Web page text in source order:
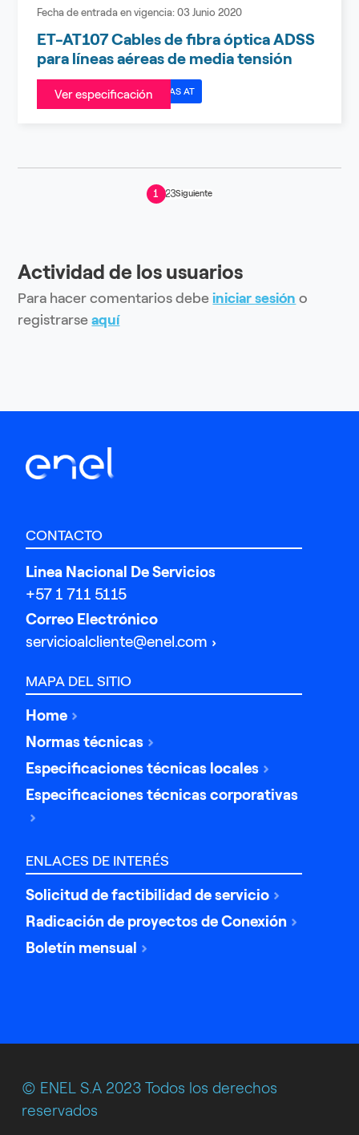
Fecha de entrada en vigencia:03 Junio 2020
ET-AT107 Cables de fibra óptica ADSS
para líneas aéreas de media tensión
ESPECIFICACIONES TÉCNICAS AT
Ver especificación
1 23Siguiente
Actividad de los usuarios
Para hacer comentarios debeiniciar sesión o
registrarseaquí
CONTACTO
+57 1 711 5115
Linea Nacional De Servicios
servicioalcliente@enel.com
Correo Electrónico
MAPA DEL SITIO
Home
Normas técnicas
Especificaciones técnicas locales
Especificaciones técnicas corporativas
ENLACES DE INTERÉS
Solicitud de factibilidad de servicio
Radicación de proyectos de Conexión
Boletín mensual
© ENEL S.A 2023 Todos los derechos
reservados